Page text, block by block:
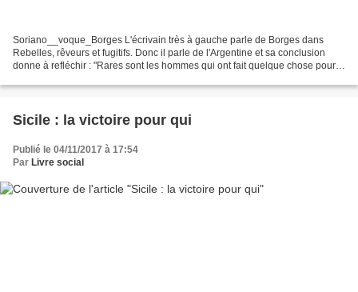
Soriano__voque_Borges L'écrivain très à gauche parle de Borges dans
Rebelles, rêveurs et fugitifs. Donc il parle de l'Argentine et sa conclusion
donne à refléchir : "Rares sont les hommes qui ont fait quelque chose pour
Sicile : la victoire pour qui
Publié le 04/11/2017 à 17:54
Par Livre social